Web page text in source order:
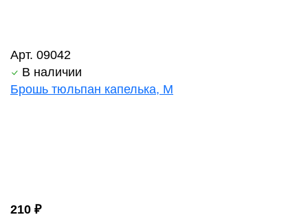
Арт. 09042
В наличии
Брошь тюльпан капелька, М
210 ₽